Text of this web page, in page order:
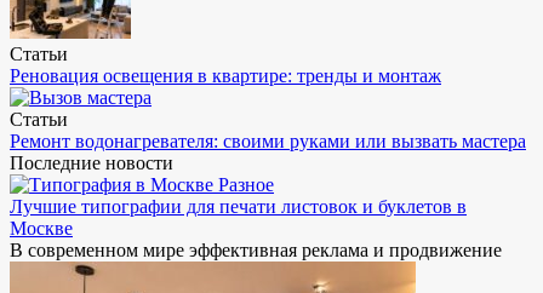
Статьи
Реновация освещения в квартире: тренды и монтаж
Статьи
Ремонт водонагревателя: своими руками или вызвать мастера
Последние новости
Разное
Лучшие типографии для печати листовок и буклетов в
Москве
В современном мире эффективная реклама и продвижение